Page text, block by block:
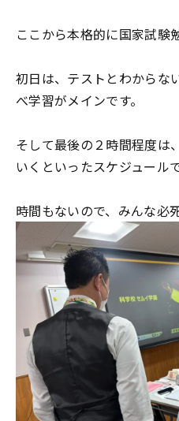
ここから本格的に国家試験
初日は、テストとわからな
べ学習がメインです。
そして最後の２時間程度は
いくといったスケジュール
時間もないので、みんな必